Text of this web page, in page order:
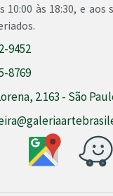
às 18:30, e aos
9452
8769
2.163 - São